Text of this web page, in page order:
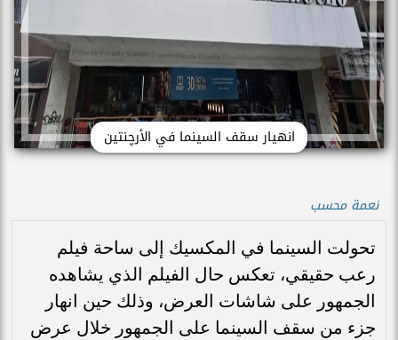
انهيار سقف السينما في الأرچنتين
نعمة محسب
تحولت السينما في المكسيك إلى ساحة فيلم
رعب حقيقي، تعكس حال الفيلم الذي يشاهده
الجمهور على شاشات العرض، وذلك حين انهار
جزء من سقف السينما على الجمهور خلال عرض